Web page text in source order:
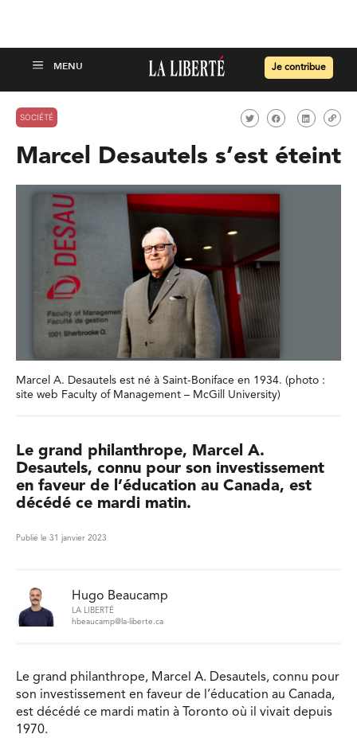
Je contribue
SOCIÉTÉ
Marcel Desautels s’est éteint
Marcel A. Desautels est né à Saint-Boniface en 1934. (photo :
site web Faculty of Management – McGill University)
Le grand philanthrope, Marcel A.
Desautels, connu pour son investissement
en faveur de l’éducation au Canada, est
décédé ce mardi matin.
Publié le 31 janvier 2023
Hugo Beaucamp
LA LIBERTÉ
hbeaucamp@la-liberte.ca
Le grand philanthrope, Marcel A. Desautels, connu pour
son investissement en faveur de l’éducation au Canada,
est décédé ce mardi matin à Toronto où il vivait depuis
1970.